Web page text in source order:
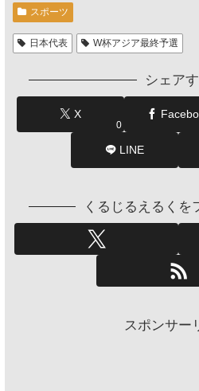
スポーツ
日本代表 W杯アジア最終予選
シェア
X
0
LINE
くるじるえるくを
スポンサー